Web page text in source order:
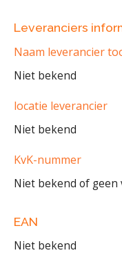
Leveranciers
Naam leverancier
Niet bekend
locatie leverancier
Niet bekend
KvK-nummer
Niet bekend of
EAN
Niet bekend